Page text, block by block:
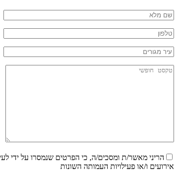
הריני מאשר/ת ומסכים/ה, כי הפרטים שנמסרו על ידי
אירועים ו/או פעילויות העמותה השונות